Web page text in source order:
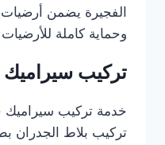
الفجيرة يضمن أرضيات
وحماية كاملة
تركيب سيراميك
خدمة تركيب سيراميك
تركيب بلاط الجدران